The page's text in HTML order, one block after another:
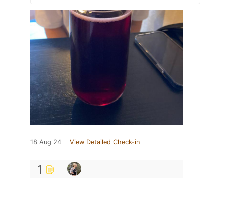
18 Aug 24 View Detailed Check-in
1